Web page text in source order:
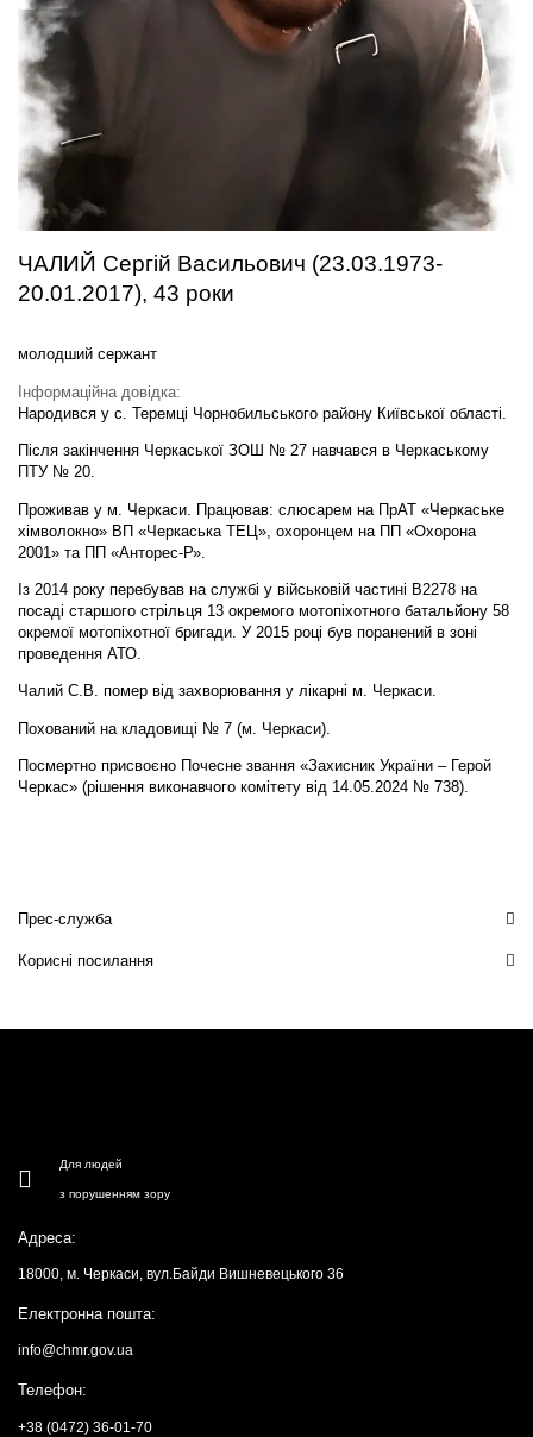
ЧАЛИЙ Сергій Васильович (23.03.1973-
20.01.2017), 43 роки
молодший сержант
Інформаційна довідка:
Народився у с. Теремці Чорнобильського району Київської області.
Після закінчення Черкаської ЗОШ № 27 навчався в Черкаському
ПТУ № 20.
Проживав у м. Черкаси. Працював: слюсарем на ПрАТ «Черкаське
хімволокно» ВП «Черкаська ТЕЦ», охоронцем на ПП «Охорона
2001» та ПП «Анторес-Р».
Із 2014 року перебував на службі у військовій частині В2278 на
посаді старшого стрільця 13 окремого мотопіхотного батальйону 58
окремої мотопіхотної бригади. У 2015 році був поранений в зоні
проведення АТО.
Чалий С.В. помер від захворювання у лікарні м. Черкаси.
Похований на кладовищі № 7 (м. Черкаси).
Посмертно присвоєно Почесне звання «Захисник України – Герой
Черкас» (рішення виконавчого комітету від 14.05.2024 № 738).
Прес-служба
Корисні посилання
Для людей
з порушенням зору
Адреса:
18000, м. Черкаси, вул.Байди Вишневецького 36
Електронна пошта:
info@chmr.gov.ua
Телефон:
+38 (0472) 36-01-70